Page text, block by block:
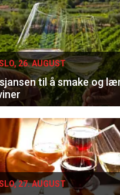
26. AUGUST
til å smake og
27. AUGUST